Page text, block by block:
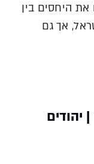
מפלגת הנשים
היחסים בין
אך גם
עקרוני על
יהודים